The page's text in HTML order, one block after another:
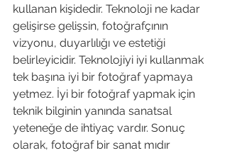
kullanan kişidedir. Teknoloji ne kadar
gelişirse gelişsin, fotoğrafçının
vizyonu, duyarlılığı ve estetiği
belirleyicidir. Teknolojiyi iyi kullanmak
tek başına iyi bir fotoğraf yapmaya
yetmez. İyi bir fotoğraf yapmak için
teknik bilginin yanında sanatsal
yeteneğe de ihtiyaç vardır. Sonuç
olarak, fotoğraf bir sanat mıdır